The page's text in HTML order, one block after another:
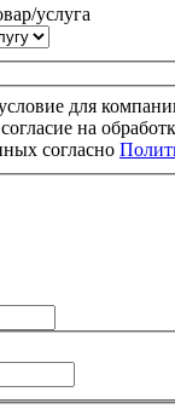
услуга
для
на
согласно